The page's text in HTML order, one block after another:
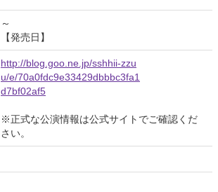
～
【発売日】
http://blog.goo.ne.jp/sshhii-zzu
u/e/70a0fdc9e33429dbbbc3fa1
d7bf02af5
※正式な公演情報は公式サイトでご確認くだ
さい。